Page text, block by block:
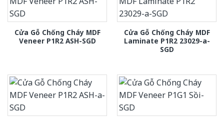
Cửa Gỗ Chống Cháy MDF
Veneer P1R2 ASH-SGD
Cửa Gỗ Chống Cháy MDF
Laminate P1R2 23029-a-
SGD